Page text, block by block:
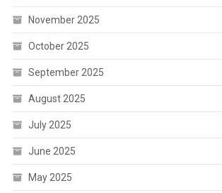
November 2025
October 2025
September 2025
August 2025
July 2025
June 2025
May 2025